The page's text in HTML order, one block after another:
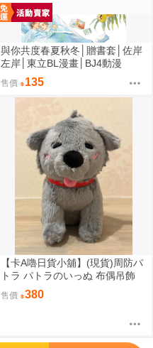
與你共度春夏秋冬│贈書套│佐岸
左岸│東立BL漫畫│BJ4動漫
售價 135
【卡A嚕日貨小舖】(現貨)周防パ
トラ パトラのいっぬ 布偶吊飾
售價 380